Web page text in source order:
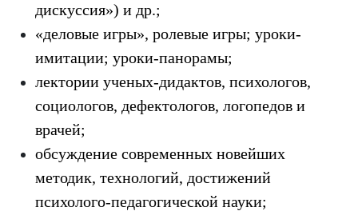
дискуссия») и др.;
«деловые игры», ролевые игры; уроки-
имитации; уроки-панорамы;
лектории ученых-дидактов, психологов,
социологов, дефектологов, логопедов и
врачей;
обсуждение современных новейших
методик, технологий, достижений
психолого-педагогической науки;